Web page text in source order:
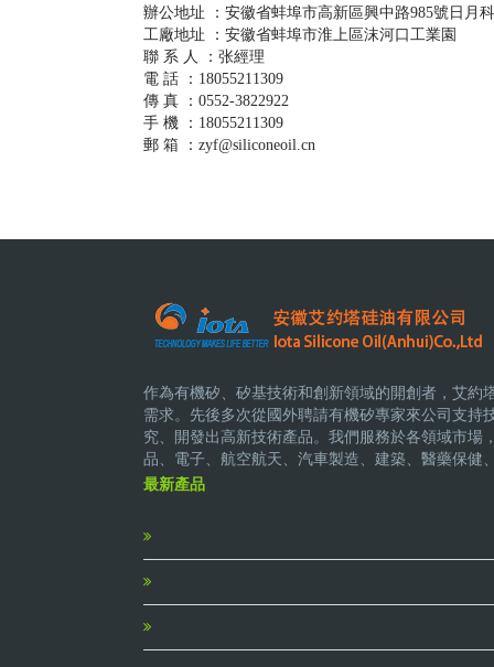
辦公地址 ：安徽省蚌埠市高新區興中路985號日月
工廠地址 ：安徽省蚌埠市淮上區沫河口工業園
聯 系 人 ：张經理
電 話 ：18055211309
傳 真 ：0552-3822922
手 機 ：18055211309
郵 箱 ：zyf@siliconeoil.cn
作為有機矽、矽基技術和創新領域的開創者，艾約
需求。先後多次從國外聘請有機矽專家來公司支
究、開發出高新技術產品。我們服務於各領域市
品、電子、航空航天、汽車製造、建築、醫藥保健
最新產品